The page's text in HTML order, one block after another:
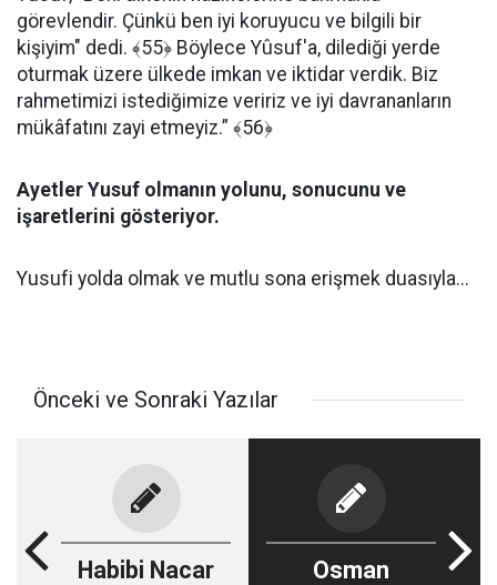
görevlendir. Çünkü ben iyi koruyucu ve bilgili bir
kişiyim" dedi. ﴾55﴿ Böylece Yûsuf'a, dilediği yerde
oturmak üzere ülkede imkan ve iktidar verdik. Biz
rahmetimizi istediğimize veririz ve iyi davrananların
mükâfatını zayi etmeyiz.” ﴾56﴿
Ayetler Yusuf olmanın yolunu, sonucunu ve
işaretlerini gösteriyor.
Yusufi yolda olmak ve mutlu sona erişmek duasıyla...
Önceki ve Sonraki Yazılar
Habibi Nacar
Osman